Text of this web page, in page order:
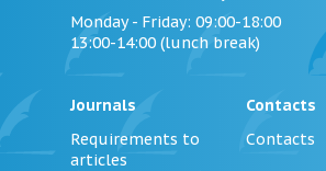
Monday - Friday: 09:00-18:00
13:00-14:00 (lunch break)
Journals
Requirements to
articles
Contacts
Contacts